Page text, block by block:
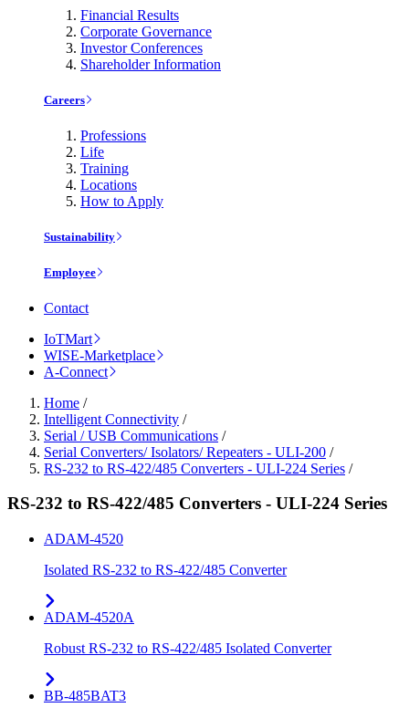
Financial Results
Corporate Governance
Investor Conferences
Shareholder Information
Careers
Professions
Life
Training
Locations
How to Apply
Sustainability
Employee
Contact
IoTMart
WISE-Marketplace
A-Connect
Home /
Intelligent Connectivity /
Serial / USB Communications /
Serial Converters/ Isolators/ Repeaters - ULI-200 /
RS-232 to RS-422/485 Converters - ULI-224 Series /
RS-232 to RS-422/485 Converters - ULI-224 Series
ADAM-4520
Isolated RS-232 to RS-422/485 Converter
ADAM-4520A
Robust RS-232 to RS-422/485 Isolated Converter
BB-485BAT3